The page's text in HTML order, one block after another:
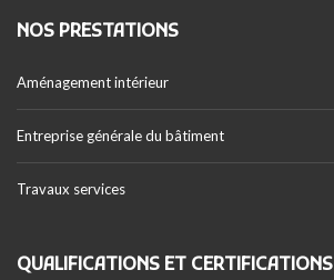
NOS PRESTATIONS
Aménagement intérieur
Entreprise générale du bâtiment
Travaux services
QUALIFICATIONS ET CERTIFICATIONS